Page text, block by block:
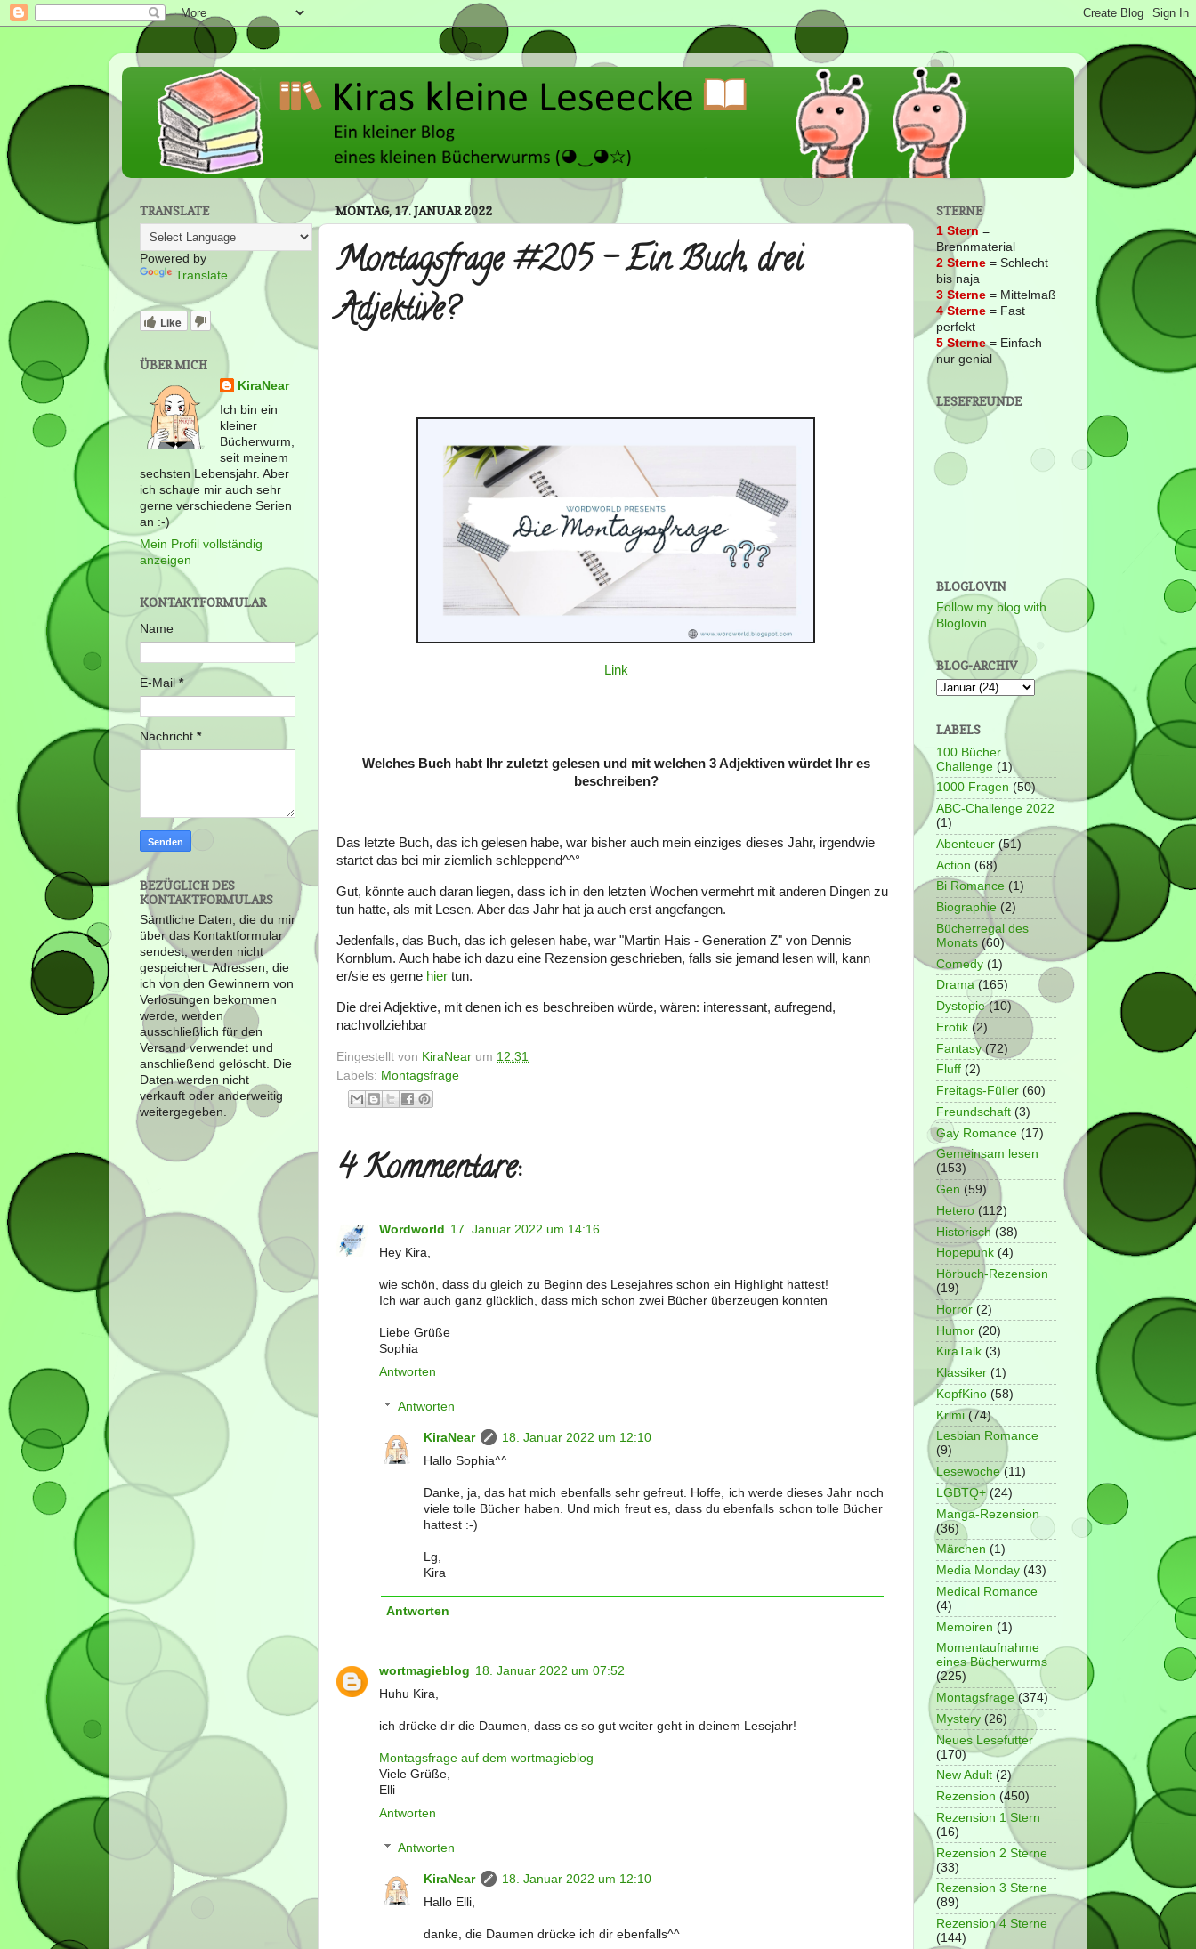
MONTAG, 17. JANUAR 2022
Montagsfrage #205 - Ein Buch, drei
Adjektive?
Link
Welches Buch habt Ihr zuletzt gelesen und mit welchen 3 Adjektiven würdet Ihr es
beschreiben?
Das letzte Buch, das ich gelesen habe, war bisher auch mein einziges dieses Jahr, irgendwie
startet das bei mir ziemlich schleppend^^°
Gut, könnte auch daran liegen, dass ich in den letzten Wochen vermehrt mit anderen Dingen zu
tun hatte, als mit Lesen. Aber das Jahr hat ja auch erst angefangen.
Jedenfalls, das Buch, das ich gelesen habe, war "Martin Hais - Generation Z" von Dennis
Kornblum. Auch habe ich dazu eine Rezension geschrieben, falls sie jemand lesen will, kann
er/sie es gerne hier tun.
Die drei Adjektive, mit denen ich es beschreiben würde, wären: interessant, aufregend,
nachvollziehbar
Eingestellt von KiraNear um 12:31
Labels: Montagsfrage
4 Kommentare:
Wordworld
17. Januar 2022 um 14:16
Hey Kira,
wie schön, dass du gleich zu Beginn des Lesejahres schon ein Highlight hattest!
Ich war auch ganz glücklich, dass mich schon zwei Bücher überzeugen konnten
Liebe Grüße
Sophia
Antworten
Antworten
KiraNear
18. Januar 2022 um 12:10
Hallo Sophia^^
Danke, ja, das hat mich ebenfalls sehr gefreut. Hoffe, ich werde dieses Jahr noch
viele tolle Bücher haben. Und mich freut es, dass du ebenfalls schon tolle Bücher
hattest :-)
Lg,
Kira
Antworten
wortmagieblog 18. Januar 2022 um 07:52
Huhu Kira,
ich drücke dir die Daumen, dass es so gut weiter geht in deinem Lesejahr!
Montagsfrage auf dem wortmagieblog
Viele Grüße,
Elli
Antworten
Antworten
KiraNear
18. Januar 2022 um 12:10
Hallo Elli,
danke, die Daumen drücke ich dir ebenfalls^^
TRANSLATE
Powered by
Translate
Like
ÜBER MICH
KiraNear
Ich bin ein
kleiner
Bücherwurm,
seit meinem
sechsten Lebensjahr. Aber
ich schaue mir auch sehr
gerne verschiedene Serien
an :-)
Mein Profil vollständig
anzeigen
KONTAKTFORMULAR
Name
E-Mail *
Nachricht *
BEZÜGLICH DES
KONTAKTFORMULARS
Sämtliche Daten, die du mir
über das Kontaktformular
sendest, werden nicht
gespeichert. Adressen, die
ich von den Gewinnern von
Verlosungen bekommen
werde, werden
ausschließlich für den
Versand verwendet und
anschließend gelöscht. Die
Daten werden nicht
verkauft oder anderweitig
weitergegeben.
STERNE
1 Stern =
Brennmaterial
2 Sterne = Schlecht
bis naja
3 Sterne = Mittelmaß
4 Sterne = Fast
perfekt
5 Sterne= Einfach
nur genial
LESEFREUNDE
BLOGLOVIN
Follow my blog with
Bloglovin
BLOG-ARCHIV
LABELS
100 Bücher
Challenge (1)
1000 Fragen (50)
ABC-Challenge 2022
(1)
Abenteuer (51)
Action (68)
Bi Romance (1)
Biographie (2)
Bücherregal des
Monats (60)
Comedy (1)
Drama (165)
Dystopie (10)
Erotik (2)
Fantasy (72)
Fluff (2)
Freitags-Füller (60)
Freundschaft (3)
Gay Romance (17)
Gemeinsam lesen
(153)
Gen (59)
Hetero (112)
Historisch (38)
Hopepunk (4)
Hörbuch-Rezension
(19)
Horror (2)
Humor (20)
KiraTalk (3)
Klassiker (1)
KopfKino (58)
Krimi (74)
Lesbian Romance
(9)
Lesewoche (11)
LGBTQ+ (24)
Manga-Rezension
(36)
Märchen (1)
Media Monday (43)
Medical Romance
(4)
Memoiren (1)
Momentaufnahme
eines Bücherwurms
(225)
Montagsfrage (374)
Mystery (26)
Neues Lesefutter
(170)
New Adult (2)
Rezension (450)
Rezension 1 Stern
(16)
Rezension 2 Sterne
(33)
Rezension 3 Sterne
(89)
Rezension 4 Sterne
(144)